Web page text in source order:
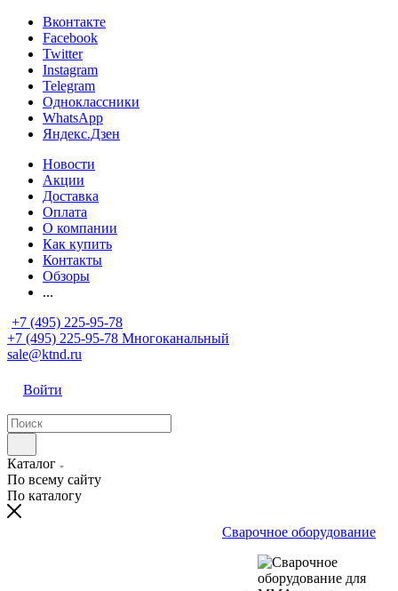
Вконтакте
Facebook
Twitter
Instagram
Telegram
Одноклассники
WhatsApp
Яндекс.Дзен
Новости
Акции
Доставка
Оплата
О компании
Как купить
Контакты
Обзоры
...
+7 (495) 225-95-78
+7 (495) 225-95-78 Многоканальный
sale@ktnd.ru
Войти
Каталог
По всему сайту
По каталогу
Сварочное оборудование